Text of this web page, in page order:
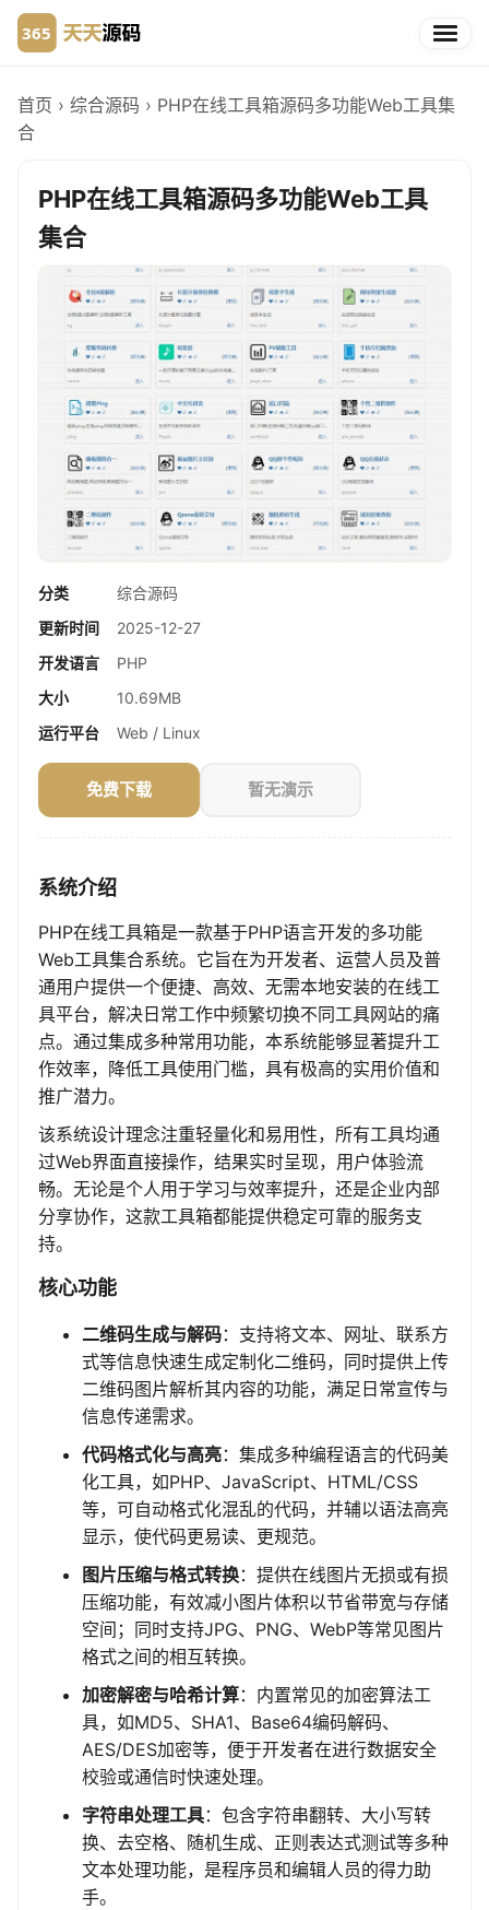
首页 › 综合源码 › PHP在线工具箱源码多功能Web工具集
合
PHP在线工具箱源码多功能Web工具
集合
分类
综合源码
更新时间
2025-12-27
开发语言
PHP
大小
10.69MB
运行平台
Web / Linux
免费下载 暂无演示
系统介绍
PHP在线工具箱是一款基于PHP语言开发的多功能
Web工具集合系统。它旨在为开发者、运营人员及普
通用户提供一个便捷、高效、无需本地安装的在线工
具平台，解决日常工作中频繁切换不同工具网站的痛
点。通过集成多种常用功能，本系统能够显著提升工
作效率，降低工具使用门槛，具有极高的实用价值和
推广潜力。
该系统设计理念注重轻量化和易用性，所有工具均通
过Web界面直接操作，结果实时呈现，用户体验流
畅。无论是个人用于学习与效率提升，还是企业内部
分享协作，这款工具箱都能提供稳定可靠的服务支
持。
核心功能
二维码生成与解码：支持将文本、网址、联系方
式等信息快速生成定制化二维码，同时提供上传
二维码图片解析其内容的功能，满足日常宣传与
信息传递需求。
代码格式化与高亮：集成多种编程语言的代码美
化工具，如PHP、JavaScript、HTML/CSS
等，可自动格式化混乱的代码，并辅以语法高亮
显示，使代码更易读、更规范。
图片压缩与格式转换：提供在线图片无损或有损
压缩功能，有效减小图片体积以节省带宽与存储
空间；同时支持JPG、PNG、WebP等常见图片
格式之间的相互转换。
加密解密与哈希计算：内置常见的加密算法工
具，如MD5、SHA1、Base64编码解码、
AES/DES加密等，便于开发者在进行数据安全
校验或通信时快速处理。
字符串处理工具：包含字符串翻转、大小写转
换、去空格、随机生成、正则表达式测试等多种
文本处理功能，是程序员和编辑人员的得力助
手。